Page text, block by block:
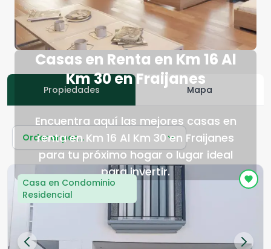
Casas en Renta en Km 16 Al
Km 30 en Fraijanes
Encuentra aquí las mejores casas en
renta en Km 16 Al Km 30 en Fraijanes
para tu próximo hogar o lugar ideal
para invertir.
Propiedades Mapa
Ordenar por...
Casa en Condominio
Residencial